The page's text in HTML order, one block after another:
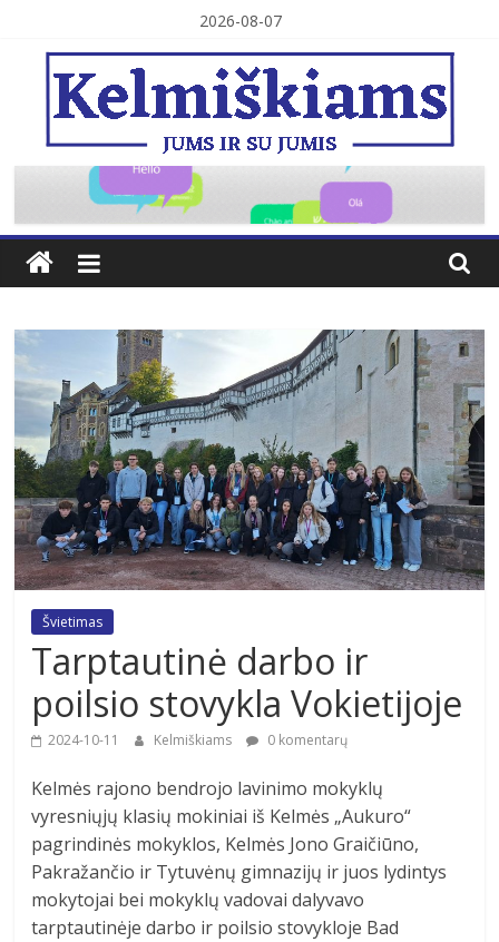
content
2026-08-07
Kelmiškiams
Švietimas
Tarptautinė darbo ir
poilsio stovykla Vokietijoje
2024-10-11 Kelmiškiams 0 komentarų
Kelmės rajono bendrojo lavinimo mokyklų
vyresniųjų klasių mokiniai iš Kelmės „Aukuro“
pagrindinės mokyklos, Kelmės Jono Graičiūno,
Pakražančio ir Tytuvėnų gimnazijų ir juos lydintys
mokytojai bei mokyklų vadovai dalyvavo
tarptautinėje darbo ir poilsio stovykloje Bad